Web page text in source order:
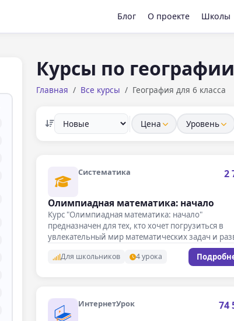
Блог О проекте Школы
Курсы по
Главная Все курсы География для 6 класса
Цена Уровень
Систематика 2
Олимпиадная математика: начало
Курс "Олимпиадная математика: начало"
предназначен для тех, кто хочет погрузиться в
увлекательный мир математических задач и
Для школьников 4 урока
ИнтернетУрок 74